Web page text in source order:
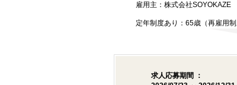
雇用主：株式会社SOYOKAZE
定年制度あり：65歳（再雇用
求人応募期間 ：